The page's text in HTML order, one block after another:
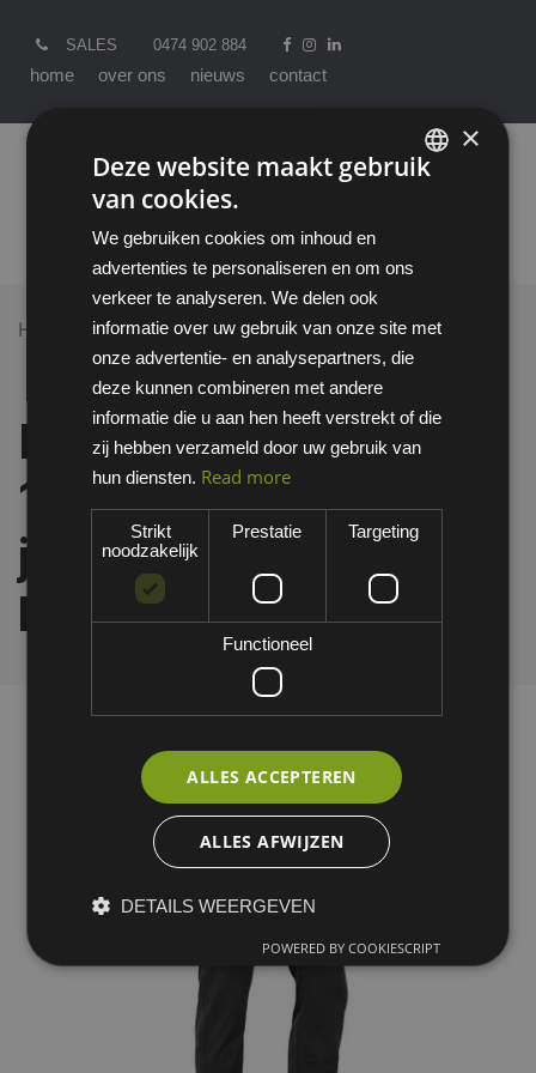
SALES 0474 902 884
home over ons nieuws contact
Home >All Products
Bram's Paris Hugo 1.3100/E14 zwart jeansbroek -
lengtemaat 30
Bram's Paris Hugo
1.3100/E14 zwart
jeansbroek -
lengtemaat 30
×
Deze website maakt gebruik
van cookies.
We gebruiken cookies om inhoud en
advertenties te personaliseren en om ons
verkeer te analyseren. We delen ook
informatie over uw gebruik van onze site met
onze advertentie- en analysepartners, die
deze kunnen combineren met andere
informatie die u aan hen heeft verstrekt of die
zij hebben verzameld door uw gebruik van
hun diensten. Read more
Strikt
noodzakelijk
Prestatie Targeting
Functioneel
ALLES ACCEPTEREN
ALLES AFWIJZEN
DETAILS WEERGEVEN
POWERED BY COOKIESCRIPT